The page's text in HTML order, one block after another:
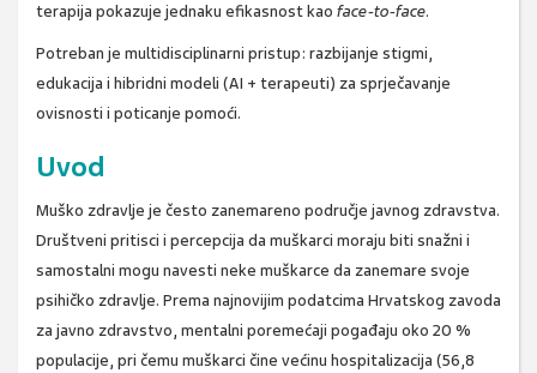
terapija pokazuje jednaku efikasnost kao face-to-face.
Potreban je multidisciplinarni pristup: razbijanje stigmi,
edukacija i hibridni modeli (AI + terapeuti) za sprječavanje
ovisnosti i poticanje pomoći.
Uvod
Muško zdravlje je često zanemareno područje javnog zdravstva.
Društveni pritisci i percepcija da muškarci moraju biti snažni i
samostalni mogu navesti neke muškarce da zanemare svoje
psihičko zdravlje. Prema najnovijim podatcima Hrvatskog zavoda
za javno zdravstvo, mentalni poremećaji pogađaju oko 20 %
populacije, pri čemu muškarci čine većinu hospitalizacija (56,8